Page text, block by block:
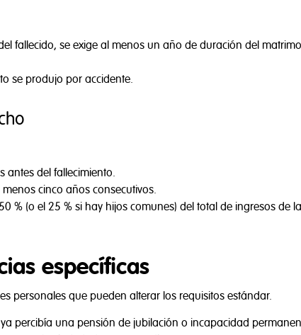
a analizar el uso del sitio, mejorar el rendimiento,
fallecido, se exige al menos un año de duración del
se produjo por accidente.
antes del fallecimiento.
cinco años consecutivos.
% (o el 25 % si hay hijos comunes) del total de ingresos de
específicas
personales que pueden alterar los requisitos estándar.
percibía una pensión de jubilación o incapacidad